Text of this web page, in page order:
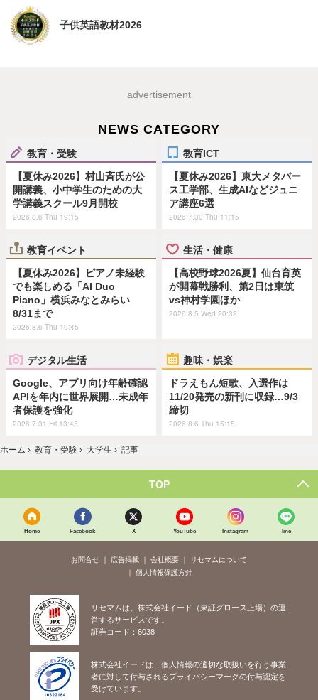
子供英語教材2026
advertisement
NEWS CATEGORY
教育・受験
【夏休み2026】村山斉氏が公
開講義、小中学生のための大
学講義スクール9月開校
2026.8.6 Thu 19:15
教育ICT
【夏休み2026】東大メタバー
ス工学部、生成AIなどジュニ
ア講座6選
2026.7.30 Thu 11:15
教育イベント
【夏休み2026】ピアノ未経験
でも楽しめる「AI Duo
Piano」横浜みなとみらい
8/31まで
2026.8.6 Thu 19:45
生活・健康
【高校野球2026夏】仙台育英
が開幕戦勝利、第2日は東筑
vs神村学園ほか
2026.8.5 Wed 20:32
デジタル生活
Google、アプリ向け年齢確認
APIを年内に世界展開…未成年
者保護を強化
2026.7.31 Fri 13:45
趣味・娯楽
ドラえもん短歌、入選作は
11/20発売の新刊に収録…9/3
締切
2026.8.6 Thu 15:15
ホーム › 教育・受験 › 大学生 › 記事
TOP
Home Facebook X YouTube Instagram line
お問合せ 広告掲載 会社概要
リセマムについて
個人情報保護方針
リセマムは、株式会社イード（東証グロース上場）の運
営するサービスです。
証券コード：6038
株式会社イードは、個人情報の適切な取扱いを行う事業
者に対して付与されるプライバシーマークの付与認定を
受けています。